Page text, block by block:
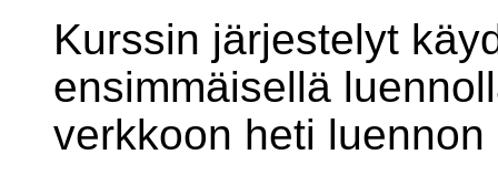
Kurssin järjestelyt
ensimmäisellä
verkkoon heti